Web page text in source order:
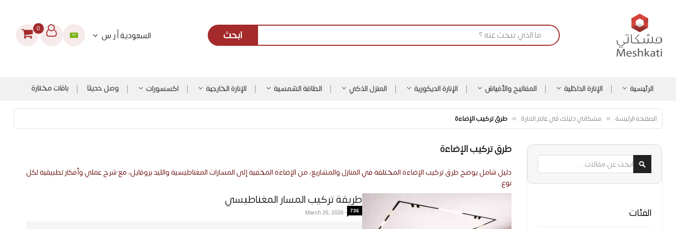
ابحث السعودية | ر.س
0
الرئيسية الإنارة الداخلية المفاتيح والأفياش الإنارة الديكورية المنزل الذكي الطاقة الشمسية الإنارة الخارجية اكسسورات وصل حديثا باقات مختارة
الصفحة الرئيسة مشكاتي دليلك في عالم الانارة طرق تركيب الإضاءة
طرق تركيب الإضاءة
دليل شامل يوضح طرق تركيب الإضاءة المختلفة في المنازل والمشاريع، من الإضاءة المخفية إلى المسارات المغناطيسية والليد بروفايل، مع شرح عملي وأفكار تطبيقية لكل
نوع.
طريقة تركيب المسار المغناطيسي
-
March 26, 2026 736
ابحث
ابحث
الفئات